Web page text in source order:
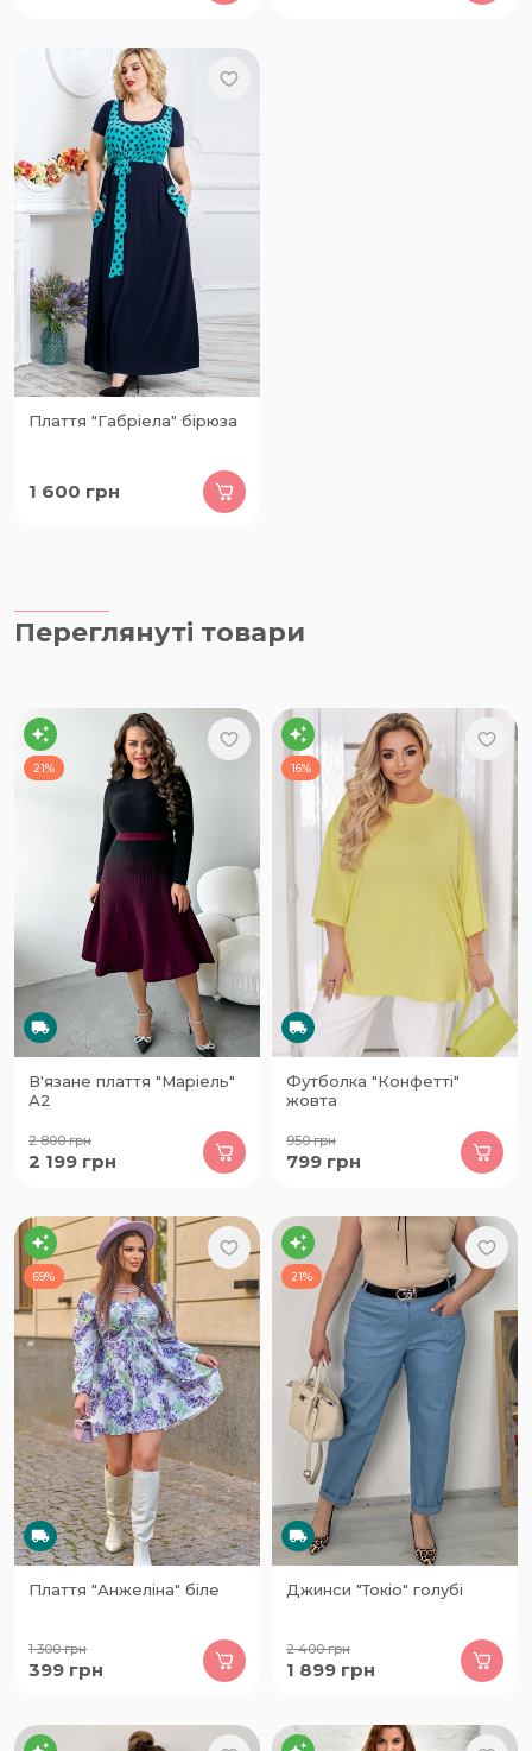
Плаття "Габріела" бірюза
1 600 грн
Переглянуті товари
21%
В'язане плаття "Маріель"
А2
2 800грн
2 199 грн
16%
Футболка "Конфетті"
жовта
950грн
799 грн
69%
Плаття "Анжеліна" біле
1 300грн
399 грн
21%
Джинси "Токіо" голубі
2 400грн
1 899 грн